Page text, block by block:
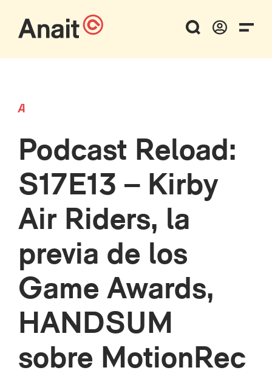
A
Podcast Reload:
S17E13 – Kirby
Air Riders, la
previa de los
Game Awards,
HANDSUM
sobre MotionRec